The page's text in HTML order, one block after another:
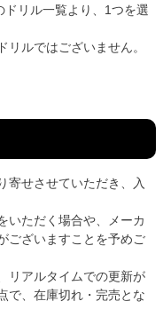
リル一覧より、1つを選
ルではございません。
寄せさせていただき、入
いただく場合や、メーカ
ございますことを予めご
リアルタイムでの更新が
で、在庫切れ・完売とな